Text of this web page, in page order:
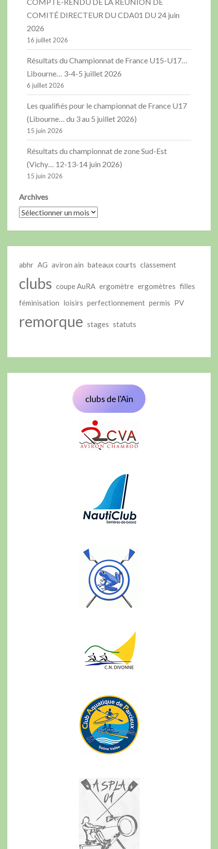
COMPTE-RENDU DE LA RÉUNION DE
COMITÉ DIRECTEUR DU CDA01 DU 24 juin
2026
16 juillet 2026
Résultats du Championnat de France U15-U17…
Libourne… 3-4-5 juillet 2026
6 juillet 2026
Les qualifiés pour le championnat de France U17
(Libourne… du 3 au 5 juillet 2026)
15 juin 2026
Résultats du championnat de zone Sud-Est
(Vichy… 12-13-14 juin 2026)
15 juin 2026
Archives
abhr AG aviron ain bateaux courts classement
clubs coupe AuRA ergomètre ergomètres filles
féminisation loisirs perfectionnement permis PV
remorque stages statuts
clubs de l'Ain